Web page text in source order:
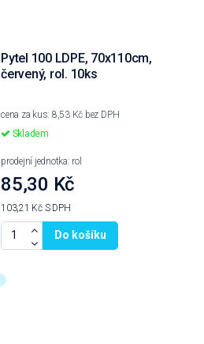
Pytel 100 LDPE, 70x110cm,
červený, rol. 10ks
cena za kus: 8,53 Kč bez DPH
Skladem
prodejní jednotka: rol
85,30 Kč
103,21 Kč S DPH
Do košíku